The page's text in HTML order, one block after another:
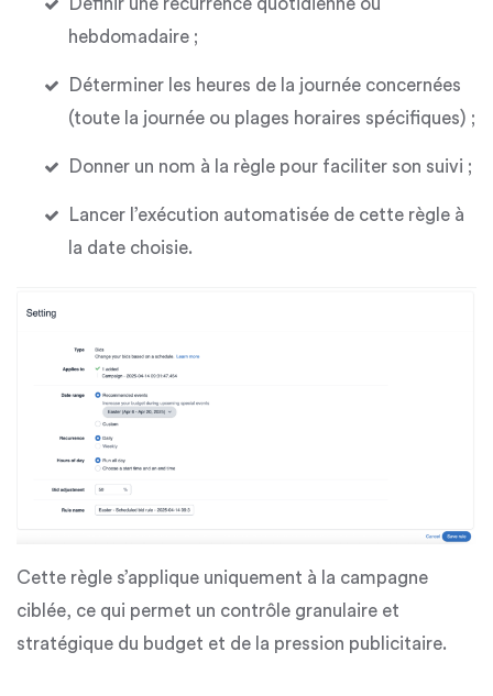
Définir une récurrence quotidienne ou
hebdomadaire ;
Déterminer les heures de la journée concernées
(toute la journée ou plages horaires spécifiques) ;
Donner un nom à la règle pour faciliter son suivi ;
Lancer l’exécution automatisée de cette règle à
la date choisie.
Cette règle s’applique uniquement à la campagne
ciblée, ce qui permet un contrôle granulaire et
stratégique du budget et de la pression publicitaire.